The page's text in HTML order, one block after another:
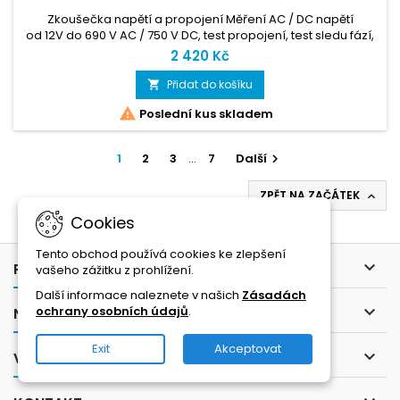
Zkoušečka napětí a propojení Měření AC / DC napětí
od 12V do 690 V AC / 750 V DC, test propojení, test sledu fází,
jednopólová detekce fáze, optický a akustický test propojení
se třemi hladinami indikace. Vysoká odolnost, odnímatelné
hroty a krytí IP 65, CAT IV / 600V. Plně v souladu s ČSN EN
61243-3 ed.2: 2011.
2 420 Kč
 Přidat do košíku
 Poslední kus skladem
1 2 3 … 7 Další 
ZPĚT NA ZAČÁTEK 
PRODUKTY 
NAŠE SPOLEČNOST 
VÁŠ ÚČET 
Cookies
Tento obchod používá cookies ke zlepšení
vašeho zážitku z prohlížení.
Další informace naleznete v našich Zásadách
ochrany osobních údajů.
Exit Akceptovat